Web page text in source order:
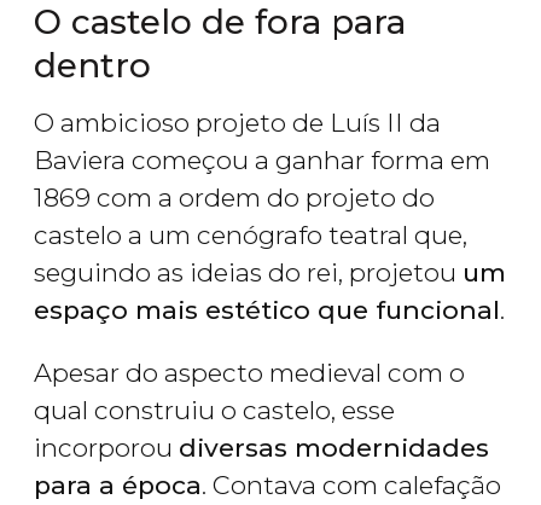
O castelo de fora para
dentro
O ambicioso projeto de Luís II da
Baviera começou a ganhar forma em
1869 com a ordem do projeto do
castelo a um cenógrafo teatral que,
seguindo as ideias do rei, projetou um
espaço mais estético que funcional.
Apesar do aspecto medieval com o
qual construiu o castelo, esse
incorporou diversas modernidades
para a época. Contava com calefação